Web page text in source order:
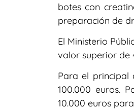
botes con
preparación de
El Ministerio
valor superior de
Para el principal
100.000 euros.
10.000 euros